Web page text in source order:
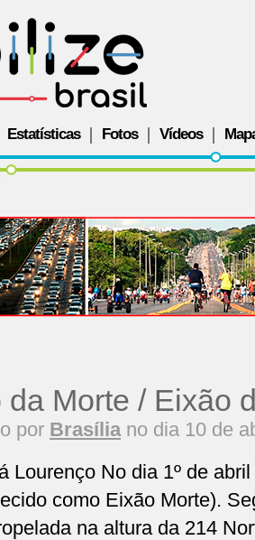
Estatísticas Fotos Vídeos
da Morte / Eixão
por Brasíliano dia 10 de
Lourenço No dia 1º de
como Eixão Morte).
na altura da 214